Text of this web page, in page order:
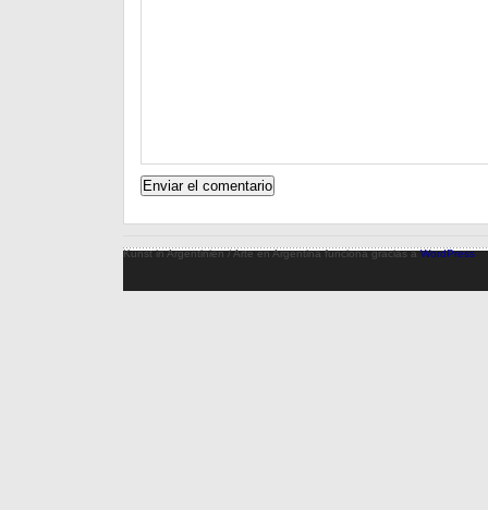
Kunst in Argentinien / Arte en Argentina funciona gracias aWordPress